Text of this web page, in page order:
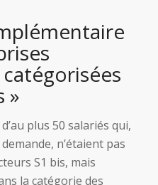
»
plus 50 salariés qui,
n’étaient pas
S1 bis, mais
la catégorie des